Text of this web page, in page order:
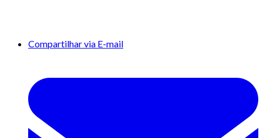
Compartilhar via E-mail